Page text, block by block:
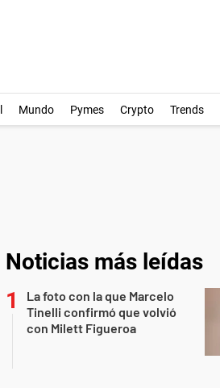
Mundo Pymes Crypto Trends
Noticias más leídas
La foto con la que Marcelo
Tinelli confirmó que volvió
con Milett Figueroa